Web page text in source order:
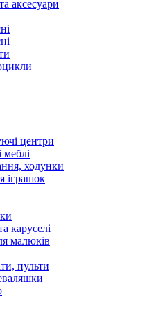
аксесуари
центри
ходунки
іграшок
каруселі
малюків
пульти